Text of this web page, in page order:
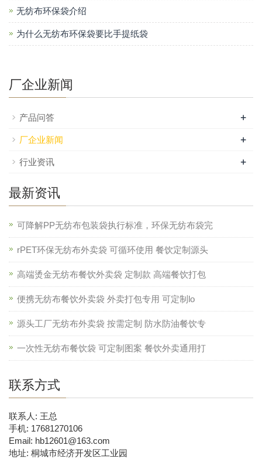
无纺布环保袋介绍
为什么无纺布环保袋要比手提纸袋
厂企业新闻
产品问答 +
厂企业新闻 +
行业资讯 +
最新资讯
可降解PP无纺布包装袋执行标准，环保无纺布袋完
rPET环保无纺布外卖袋 可循环使用 餐饮定制源头
高端烫金无纺布餐饮外卖袋 定制款 高端餐饮打包
便携无纺布餐饮外卖袋 外卖打包专用 可定制lo
源头工厂无纺布外卖袋 按需定制 防水防油餐饮专
一次性无纺布餐饮袋 可定制图案 餐饮外卖通用打
联系方式
联系人: 王总
手机: 17681270106
Email: hb12601@163.com
地址: 桐城市经济开发区工业园